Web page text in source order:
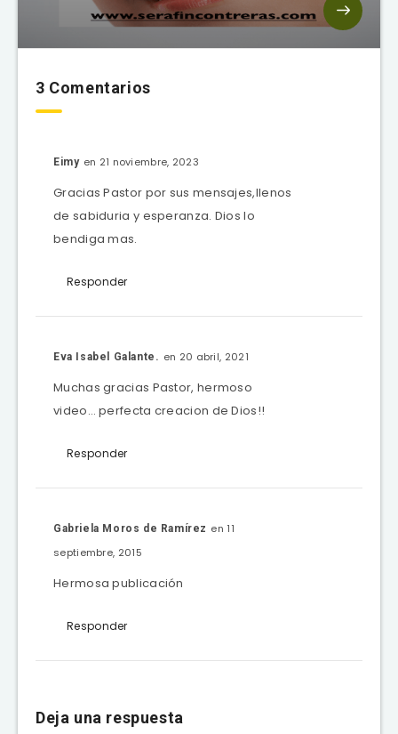
3 Comentarios
Eimy en 21 noviembre, 2023
Gracias Pastor por sus mensajes,llenos
de sabiduria y esperanza. Dios lo
bendiga mas.
Responder
Eva Isabel Galante. en 20 abril, 2021
Muchas gracias Pastor, hermoso
video… perfecta creacion de Dios!!
Responder
Gabriela Moros de Ramírez en 11
septiembre, 2015
Hermosa publicación
Responder
Deja una respuesta